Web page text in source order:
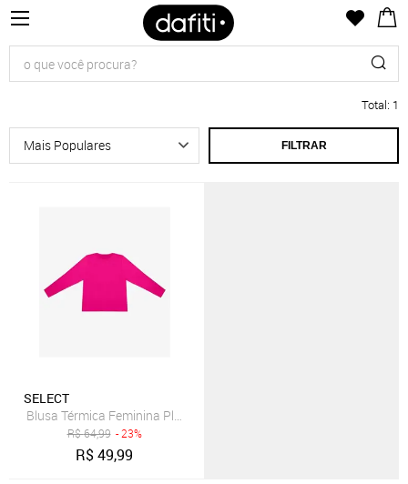
Total: 1
FILTRAR
SELECT
Blusa Térmica Feminina Plus Proteção UV Select Rosa
R$64,99 - 23%
R$49,99